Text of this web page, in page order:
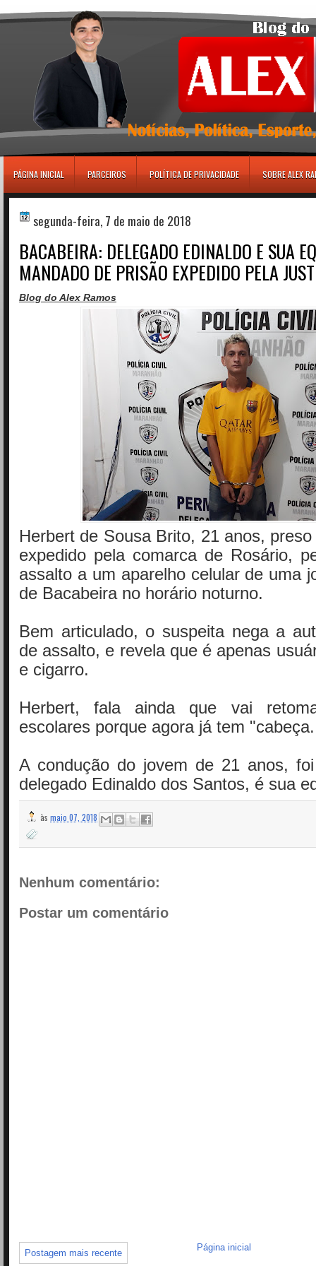
PÁGINA INICIAL PARCEIROS POLÍTICA DE PRIVACIDADE SOBRE ALEX
segunda-feira, 7 de maio de 2018
BACABEIRA: DELEGADO EDINALDO E SUA
MANDADO DE PRISÃO EXPEDIDO PELA
Blog do Alex Ramos
Herbert de Sousa Brito, 21 anos,
expedido pela comarca de Rosário,
assalto a um aparelho celular de uma
de Bacabeira no horário noturno.
Bem articulado, o suspeita nega a
de assalto, e revela que é apenas
e cigarro.
Herbert, fala ainda que vai
escolares porque agora já tem "cabeça.
A condução do jovem de 21 anos,
delegado Edinaldo dos Santos, é sua
às maio 07, 2018
Nenhum comentário:
Postar um comentário
Postagem mais recente
Página inicial